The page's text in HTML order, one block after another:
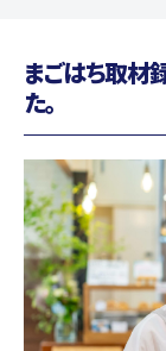
まごはち取材
た。